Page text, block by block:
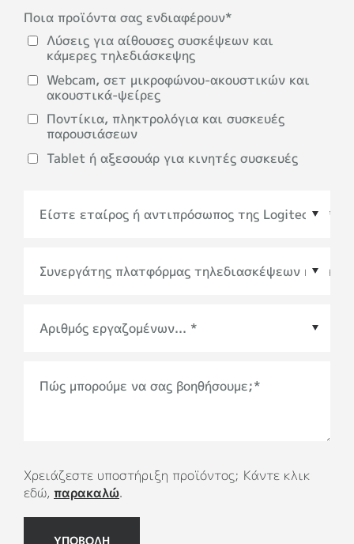
Ποια προϊόντα σας ενδιαφέρουν*
Λύσεις για αίθουσες συσκέψεων και
κάμερες τηλεδιάσκεψης
Webcam, σετ μικροφώνου-ακουστικών και
ακουστικά-ψείρες
Ποντίκια, πληκτρολόγια και συσκευές
παρουσιάσεων
Tablet ή αξεσουάρ για κινητές συσκευές
Συνεργάτης πλατφόρμας τηλεδιασκέψεων ή
οικοσυστήματος
Πώς μπορούμε να σας βοηθήσουμε;*
Χρειάζεστε υποστήριξη προϊόντος; Κάντε κλικ
εδώ, παρακαλώ.
ΥΠΟΒΟΛΗ